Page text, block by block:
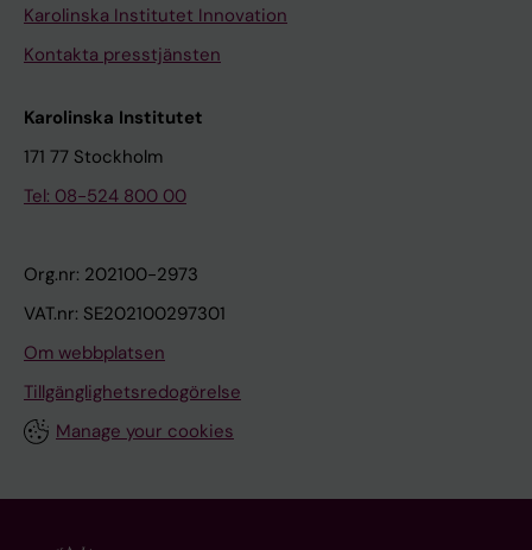
Karolinska Institutet Innovation
Kontakta presstjänsten
Karolinska Institutet
171 77 Stockholm
Tel: 08-524 800 00
Org.nr: 202100-2973
VAT.nr: SE202100297301
Om webbplatsen
Tillgänglighetsredogörelse
Manage your cookies